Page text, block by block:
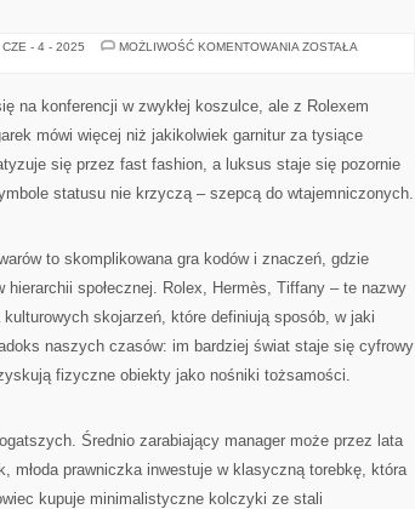
- 4 - 2025 MOŻLIWOŚĆ KOMENTOWANIA LUKSUSOWE
BIŻUTERIA
–
ŚWIADCZĄ
NASZYM
STATUSIE
ZOSTAŁA
na konferencji w zwykłej koszulce, ale z Rolexem
mówi więcej niż jakikolwiek garnitur za tysiące
się przez fast fashion, a luksus staje się pozornie
statusu nie krzyczą – szepcą do wtajemniczonych.
to skomplikowana gra kodów i znaczeń, gdzie
hierarchii społecznej. Rolex, Hermès, Tiffany – te nazwy
skojarzeń, które definiują sposób, w jaki
naszych czasów: im bardziej świat staje się cyfrowy
fizyczne obiekty jako nośniki tożsamości.
Średnio zarabiający manager może przez lata
młoda prawniczka inwestuje w klasyczną torebkę, która
kupuje minimalistyczne kolczyki ze stali